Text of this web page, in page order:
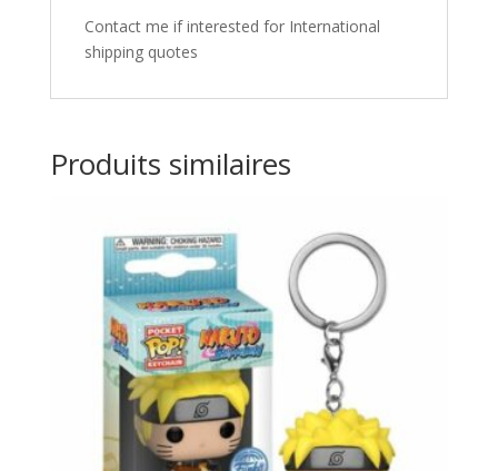
Contact me if interested for International
shipping quotes
Produits similaires